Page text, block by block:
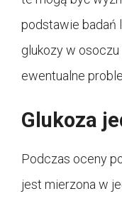
podstawie badań
glukozy w
ewentualne
Glukoza
Podczas oceny
jest mierzona w